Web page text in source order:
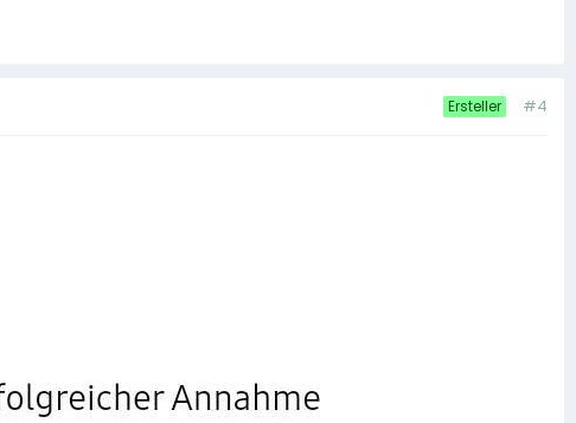
Ersteller #4